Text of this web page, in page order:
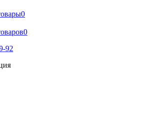
0
0
92